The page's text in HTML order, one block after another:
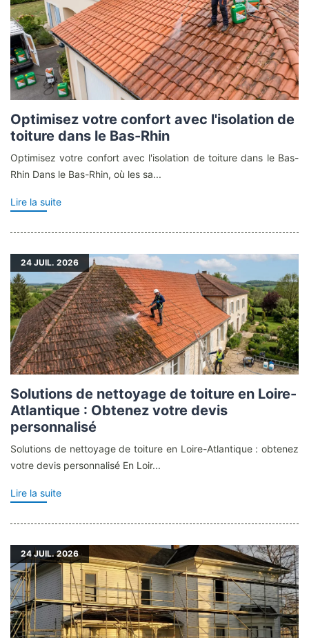
Optimisez votre confort avec l'isolation de
toiture dans le Bas-Rhin
Optimisez votre confort avec l'isolation de toiture dans le Bas-
Rhin Dans le Bas-Rhin, où les sa...
Lire la suite
24 JUIL. 2026
Solutions de nettoyage de toiture en Loire-
Atlantique : Obtenez votre devis
personnalisé
Solutions de nettoyage de toiture en Loire-Atlantique : obtenez
votre devis personnalisé En Loir...
Lire la suite
24JUIL. 2026